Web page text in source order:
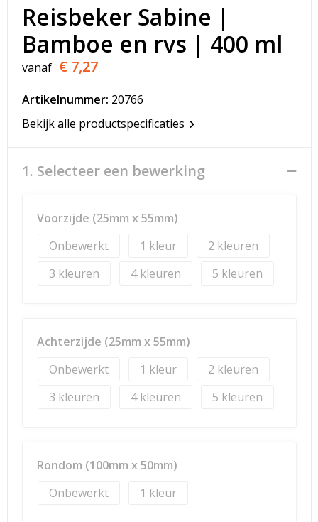
T-Shirts
Veiligheidsvesten en Veiligheidshesjes
Vesten
Reisbeker Sabine |
Bamboe en rvs | 400 ml
vanaf € 7,27
Artikelnummer: 20766
Bekijk alle productspecificaties
1. Selecteer een bewerking
Voorzijde (25mm x 55mm)
Onbewerkt
1
2
3
4 5
Achterzijde (25mm x 55mm)
Onbewerkt
1
2
3
4 5
Rondom (100mm x 50mm)
Onbewerkt
1